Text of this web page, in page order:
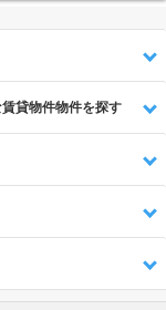
貸物件物件を探す